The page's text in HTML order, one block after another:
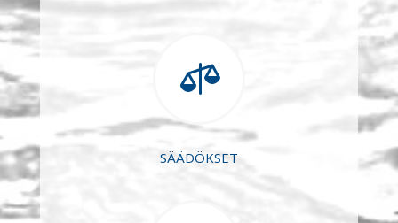

SÄÄDÖKSET